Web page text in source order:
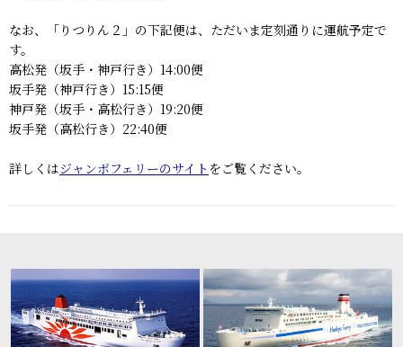
なお、「りつりん２」の下記便は、ただいま定刻通りに運航予定で
す。
高松発（坂手・神戸行き）14:00便
坂手発（神戸行き）15:15便
神戸発（坂手・高松行き）19:20便
坂手発（高松行き）22:40便
詳しくはジャンボフェリーのサイト をご覧ください。